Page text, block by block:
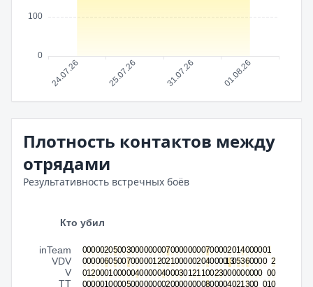
Плотность контактов между
отрядами
Результативность встречных боёв